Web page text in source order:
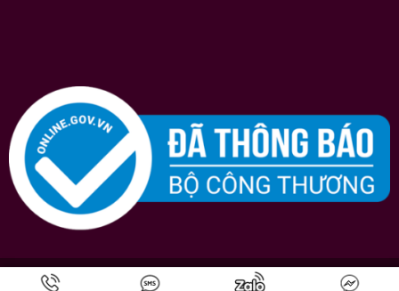
Bản quyền © 2026 Shopruou247.com
chúng tôi luôn nỗ lực hết mình vì sự